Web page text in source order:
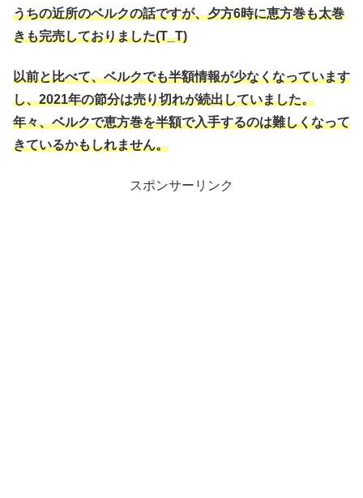
うちの近所のベルクの話ですが、夕方6時に恵方巻も太巻
きも完売しておりました(T_T)
以前と比べて、ベルクでも半額情報が少なくなっています
し、2021年の節分は売り切れが続出していました。
年々、ベルクで恵方巻を半額で入手するのは難しくなって
きているかもしれません。
スポンサーリンク